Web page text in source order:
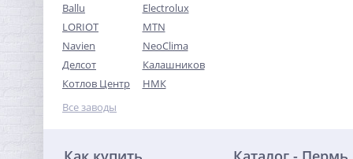
Ballu
Electrolux
LORIOT
MTN
Navien
NeoClima
Делсот
Калашников
Котлов Центр
НМК
Все заводы